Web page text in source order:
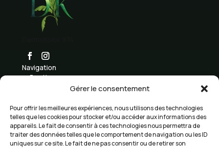
Gérer le consentement
Pour offrir les meilleures expériences, nous utilisons des technologies
telles que les cookies pour stocker et/ou accéder aux informations des
appareils. Le fait de consentir à ces technologies nous permettra de
traiter des données telles que le comportement de navigation ou les ID
uniques sur ce site. Le fait de ne pas consentir ou de retirer son
Navigation
Boutique
K
KDevenir Modèle
Kblog
KMon compte